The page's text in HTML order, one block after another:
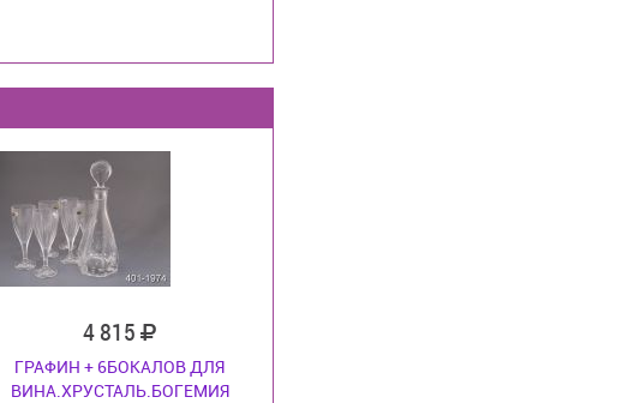
4 815
ГРАФИН + 6БОКАЛОВ ДЛЯ
ВИНА.ХРУСТАЛЬ.БОГЕМИЯ